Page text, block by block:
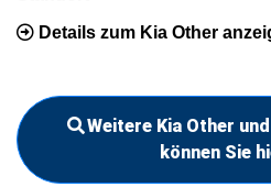
Details zum Kia Other
Weitere Kia Other
können Sie